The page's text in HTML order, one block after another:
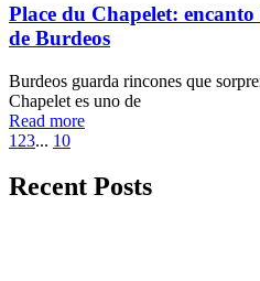
Place du Chapelet:
de Burdeos
Burdeos guarda rincones que
Chapelet es uno de
Read more
1 23... 10
Recent Posts